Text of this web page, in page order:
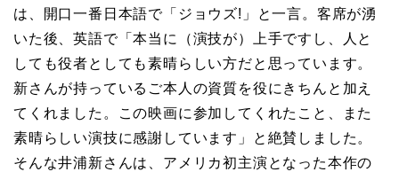
は、開口一番日本語で「ジョウズ!」と一言。客席が湧
いた後、英語で「本当に（演技が）上手ですし、人と
しても役者としても素晴らしい方だと思っています。
新さんが持っているご本人の資質を役にきちんと加え
てくれました。この映画に参加してくれたこと、また
素晴らしい演技に感謝しています」と絶賛しました。
そんな井浦新さんは、アメリカ初主演となった本作の